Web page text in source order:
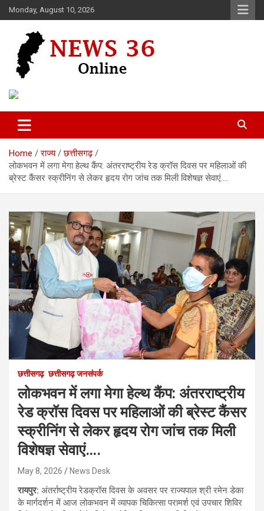
Skip
to
Monday, August 10, 2026
News 36
Home राज्य
छत्तीसगढ़
लोकभवन में लगा मेगा हेल्थ कैंप: अंतरराष्ट्रीय रेड क्रॉस दिवस पर महिलाओं की
ब्रेस्ट कैंसर स्क्रीनिंग से लेकर हृदय रोग जांच तक मिली विशेषज्ञ सेवाएं….
छत्तीसगढ़ छत्तीसगढ़ जनसंपर्क
लोकभवन में लगा मेगा हेल्थ कैंप: अंतरराष्ट्रीय
रेड क्रॉस दिवस पर महिलाओं की ब्रेस्ट कैंसर
स्क्रीनिंग से लेकर हृदय रोग जांच तक मिली
विशेषज्ञ सेवाएं….
May 8, 2026 News Desk
रायपुर: अंतर्राष्ट्रीय रेडक्रॉस दिवस के अवसर पर राज्यपाल श्री रमेन डेका
के मार्गदर्शन में आज लोकभवन में व्यापक चिकित्सा परामर्श एवं उपचार शिविर